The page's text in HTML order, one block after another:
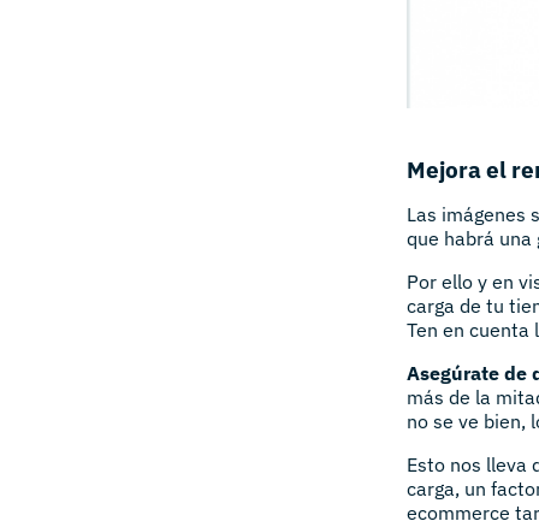
Mejora el
Las imágenes
que habrá
Por ello y en
carga de tu
Ten en cuenta
Asegúrate de
más de la
no se ve bien,
Esto nos lleva
carga, un
ecommerce